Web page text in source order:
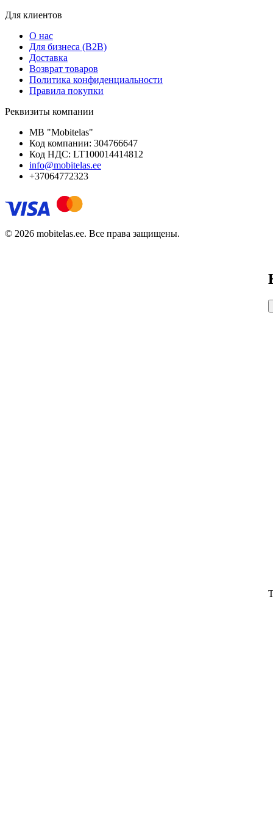
Для клиентов
О нас
Для бизнеса (B2B)
Доставка
Возврат товаров
Политика конфиденциальности
Правила покупки
Реквизиты компании
MB "Mobitelas"
Код компании: 304766647
Код НДС: LT100014414812
info@mobitelas.ee
+37064772323
© 2026 mobitelas.ee. Все права защищены.